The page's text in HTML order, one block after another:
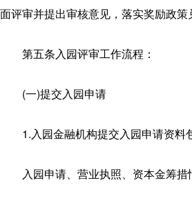
面评审并提出审核意见，落实奖励政策
第五条入园评审工作流程：
(一)提交入园申请
1.入园金融机构提交入园申请资料
入园申请、营业执照、资本金筹